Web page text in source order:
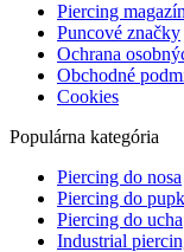
Piercing magazín
Puncové značky
Ochrana
Obchodné
Cookies
Populárna kategória
Piercing do nosa
Piercing do
Piercing do ucha
Industrial